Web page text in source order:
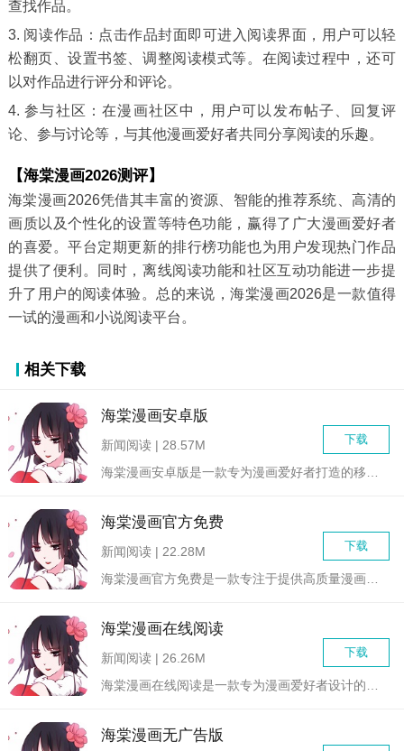
查找作品。
3. 阅读作品：点击作品封面即可进入阅读界面，用户可以轻
松翻页、设置书签、调整阅读模式等。在阅读过程中，还可
以对作品进行评分和评论。
4. 参与社区：在漫画社区中，用户可以发布帖子、回复评
论、参与讨论等，与其他漫画爱好者共同分享阅读的乐趣。
【海棠漫画2026测评】
海棠漫画2026凭借其丰富的资源、智能的推荐系统、高清的
画质以及个性化的设置等特色功能，赢得了广大漫画爱好者
的喜爱。平台定期更新的排行榜功能也为用户发现热门作品
提供了便利。同时，离线阅读功能和社区互动功能进一步提
升了用户的阅读体验。总的来说，海棠漫画2026是一款值得
一试的漫画和小说阅读平台。
相关下载
海棠漫画安卓版
下载
新闻阅读 | 28.57M
海棠漫画官方免费
下载
新闻阅读 | 22.28M
海棠漫画在线阅读
下载
新闻阅读 | 26.26M
海棠漫画无广告版